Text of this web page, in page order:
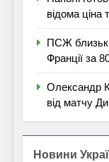
відома ціна
ПСЖ
Франції за
Олександр
від матчу
Новини